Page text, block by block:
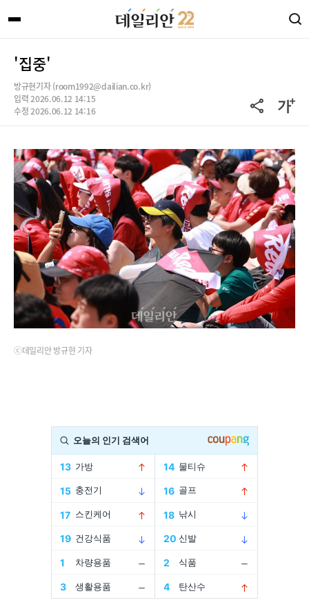
'집중'
방규현기자 (room1992@dailian.co.kr)
입력 2026.06.12 14:15
수정 2026.06.12 14:16
ⓒ데일리안 방규현 기자